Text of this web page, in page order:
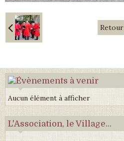
Retour
Aucun élément à afficher
L'Association, le Village...